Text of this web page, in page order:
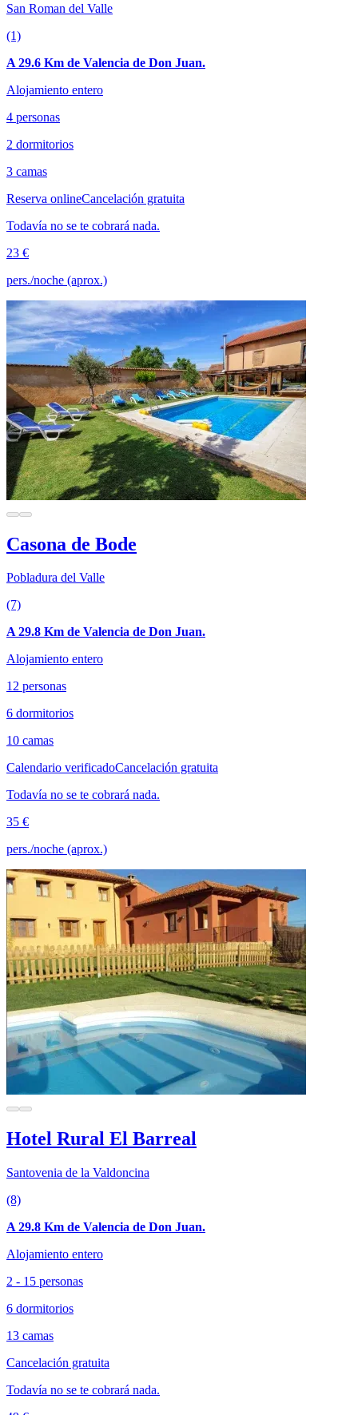
San Roman del Valle
(1)
A 29.6 Km de Valencia de Don Juan.
Alojamiento entero
4 personas
2 dormitorios
3 camas
Reserva onlineCancelación gratuita
Todavía no se te cobrará nada.
23 €
pers./noche (aprox.)
Casona de Bode
Pobladura del Valle
(7)
A 29.8 Km de Valencia de Don Juan.
Alojamiento entero
12 personas
6 dormitorios
10 camas
Calendario verificadoCancelación gratuita
Todavía no se te cobrará nada.
35 €
pers./noche (aprox.)
Hotel Rural El Barreal
Santovenia de la Valdoncina
(8)
A 29.8 Km de Valencia de Don Juan.
Alojamiento entero
2 - 15 personas
6 dormitorios
13 camas
Cancelación gratuita
Todavía no se te cobrará nada.